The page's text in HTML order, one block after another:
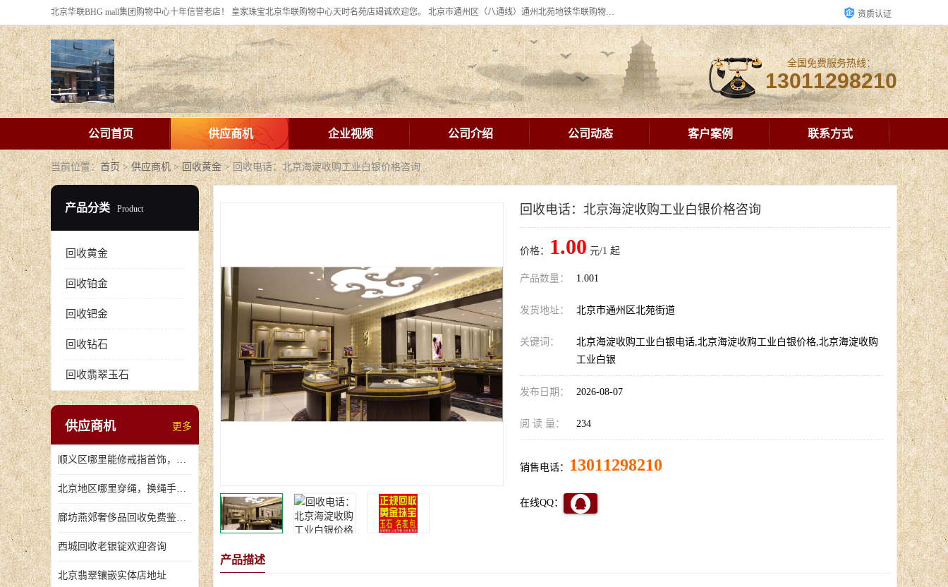
北京华联BHG mall集团购物中心十年信誉老店！ 皇家珠宝北京华联购物中心天时名苑店竭诚欢迎您。 北京市通州区（八通线）通州北苑地铁华联购物中心一层皇家珠宝 北京皇家珠宝通州黄金回收黄金首饰加工店（八通线: 通州北苑地铁华联店）：通州区通州北苑地铁华联购物中心一层皇家珠宝。 资质认证
全国免费服务热线：
13011298210
公司首页 供应商机 企业视频 公司介绍 公司动态 客户案例 联系方式
当前位置： 首页>供应商机 >回收黄金> 回收电话：北京海淀收购工业白银价格咨询
产品分类 Product
回收黄金
回收铂金
回收钯金
回收钻石
回收翡翠玉石
供应商机 更多
顺义区哪里能修戒指首饰，爪断裂了
北京地区哪里穿绳，换绳手串的地方
廊坊燕郊奢侈品回收免费鉴定，无手续费回收价格
西城回收老银锭欢迎咨询
北京翡翠镶嵌实体店地址
回收电话：北京海淀收购工业白银价格咨询
价格： 1.00 元/1 起
产品数量： 1.001
发货地址： 北京市通州区北苑街道
关键词：
北京海淀收购工业白银电话,北京海淀收购工业白银价格,北京海淀收购
工业白银
发布日期： 2026-08-07
阅 读 量： 234
销售电话： 13011298210
在线QQ：
产品描述